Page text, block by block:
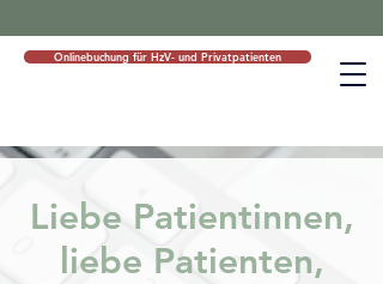
Onlinebuchung für HzV- und Privatpatienten
Liebe Patientinnen,
liebe Patienten,